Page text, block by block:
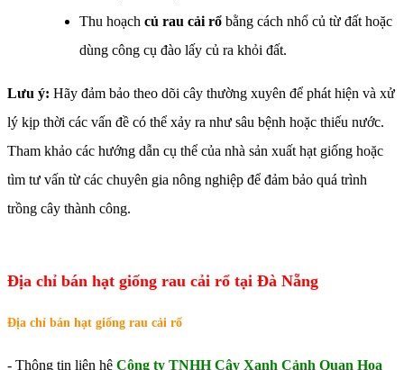
Thu hoạch củ rau cải rổ bằng cách nhổ củ từ đất hoặc
dùng công cụ đào lấy củ ra khỏi đất.
Lưu ý: Hãy đảm bảo theo dõi cây thường xuyên để phát hiện và xử
lý kịp thời các vấn đề có thể xảy ra như sâu bệnh hoặc thiếu nước.
Tham khảo các hướng dẫn cụ thể của nhà sản xuất hạt giống hoặc
tìm tư vấn từ các chuyên gia nông nghiệp để đảm bảo quá trình
trồng cây thành công.
Địa chỉ bán hạt giống rau cải rổ tại Đà Nẵng
Địa chỉ bán hạt giống rau cải rổ
- Thông tin liên hệ Công ty TNHH Cây Xanh Cảnh Quan Hoa